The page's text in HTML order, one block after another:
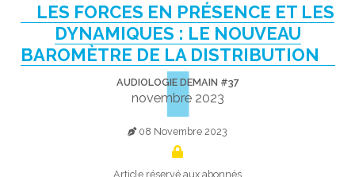
LES FORCES EN PRÉSENCE ET LES
DYNAMIQUES : LE NOUVEAU
BAROMÈTRE DE LA DISTRIBUTION
AUDIOLOGIE DEMAIN #37
novembre 2023
08 Novembre 2023
Article réservé aux abonnés